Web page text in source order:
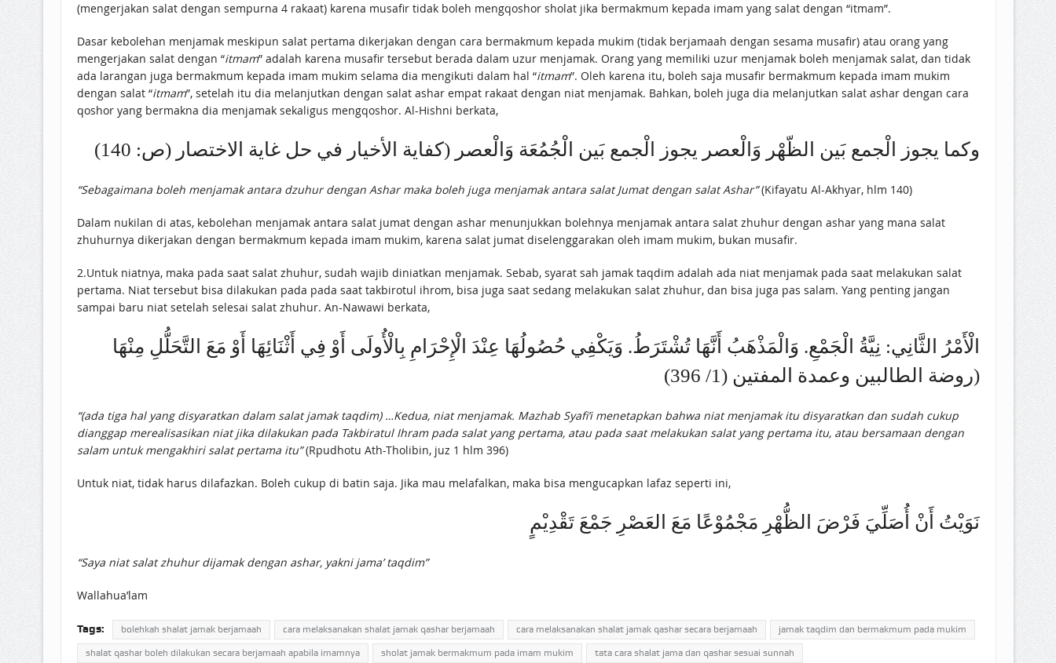
(mengerjakan salat dengan sempurna 4 rakaat) karena musafir tidak boleh mengqoshor sholat jika bermakmum kepada imam yang salat dengan “itmam”.
Dasar kebolehan menjamak meskipun salat pertama dikerjakan dengan cara bermakmum kepada mukim (tidak berjamaah dengan sesama musafir) atau orang yang
mengerjakan salat dengan “itmam” adalah karena musafir tersebut berada dalam uzur menjamak. Orang yang memiliki uzur menjamak boleh menjamak salat, dan tidak
ada larangan juga bermakmum kepada imam mukim selama dia mengikuti dalam hal “itmam”. Oleh karena itu, boleh saja musafir bermakmum kepada imam mukim
dengan salat “itmam”, setelah itu dia melanjutkan dengan salat ashar empat rakaat dengan niat menjamak. Bahkan, boleh juga dia melanjutkan salat ashar dengan cara
qoshor yang bermakna dia menjamak sekaligus mengqoshor. Al-Hishni berkata,
وكما يجوز الْجمع بَين الظّهْر وَالْعصر يجوز الْجمع بَين الْجُمُعَة وَالْعصر (كفاية الأخيار في حل غاية الاختصار (ص: 140)
“Sebagaimana boleh menjamak antara dzuhur dengan Ashar maka boleh juga menjamak antara salat Jumat dengan salat Ashar”(Kifayatu Al-Akhyar, hlm 140)
Dalam nukilan di atas, kebolehan menjamak antara salat jumat dengan ashar menunjukkan bolehnya menjamak antara salat zhuhur dengan ashar yang mana salat
zhuhurnya dikerjakan dengan bermakmum kepada imam mukim, karena salat jumat diselenggarakan oleh imam mukim, bukan musafir.
2.Untuk niatnya, maka pada saat salat zhuhur, sudah wajib diniatkan menjamak. Sebab, syarat sah jamak taqdim adalah ada niat menjamak pada saat melakukan salat
pertama. Niat tersebut bisa dilakukan pada pada saat takbirotul ihrom, bisa juga saat sedang melakukan salat zhuhur, dan bisa juga pas salam. Yang penting jangan
sampai baru niat setelah selesai salat zhuhur. An-Nawawi berkata,
الْأَمْرُ الثَّانِي: نِيَّةُ الْجَمْعِ. وَالْمَذْهَبُ أَنَّهَا تُشْتَرَطُ. وَيَكْفِي حُصُولُهَا عِنْدَ الْإِحْرَامِ بِالْأُولَى أَوْ فِي أَثْنَائِهَا أَوْ مَعَ التَّحَلُّلِ مِنْهَا
(روضة الطالبين وعمدة المفتين (1/ 396)
“(ada tiga hal yang disyaratkan dalam salat jamak taqdim) …Kedua, niat menjamak. Mazhab Syafi’i menetapkan bahwa niat menjamak itu disyaratkan dan sudah cukup
dianggap merealisasikan niat jika dilakukan pada Takbiratul Ihram pada salat yang pertama, atau pada saat melakukan salat yang pertama itu, atau bersamaan dengan
salam untuk mengakhiri salat pertama itu”(Rpudhotu Ath-Tholibin, juz 1 hlm 396)
Untuk niat, tidak harus dilafazkan. Boleh cukup di batin saja. Jika mau melafalkan, maka bisa mengucapkan lafaz seperti ini,
نَوَيْتُ أَنْ أُصَلِّيَ فَرْضَ الظُّهْرِ مَجْمُوْعًا مَعَ العَصْرِ جَمْعَ تَقْدِيْمٍ
“Saya niat salat zhuhur dijamak dengan ashar, yakni jama’ taqdim”
Wallahua’lam
Tags: bolehkah shalat jamak berjamaah cara melaksanakan shalat jamak qashar berjamaah cara melaksanakan shalat jamak qashar secara berjamaah jamak taqdim dan bermakmum pada mukim
shalat qashar boleh dilakukan secara berjamaah apabila imamnya sholat jamak bermakmum pada imam mukim tata cara shalat jama dan qashar sesuai sunnah